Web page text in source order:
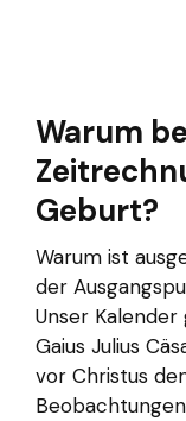
Warum
Geburt?
Warum ist
der
Unser
Gaius Julius
vor Christus